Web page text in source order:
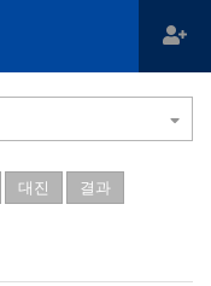
대진 결과